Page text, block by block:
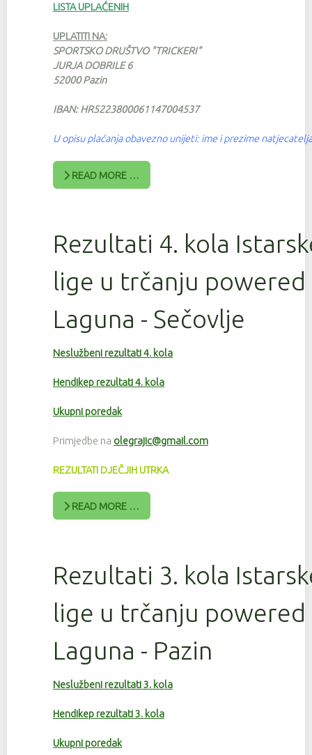
LISTA UPLAĆENIH
UPLATITI NA:
SPORTSKO DRUŠTVO "TRICKERI"
JURJA DOBRILE 6
52000 Pazin
IBAN: HR5223800061147004537
U opisu plaćanja obavezno unijeti: ime i prezime
READ MORE …
Rezultati 4. kola
lige u trčanju powered
Laguna - Sečovlje
Neslužbeni rezultati 4. kola
Hendikep rezultati 4. kola
Ukupni poredak
Primjedbe na olegrajic@gmail.com
REZULTATI DJEČJIH UTRKA
READ MORE …
Rezultati 3. kola
lige u trčanju powered
Laguna - Pazin
Neslužbeni rezultati 3. kola
Hendikep rezultati 3. kola
Ukupni poredak